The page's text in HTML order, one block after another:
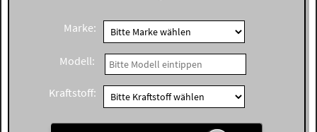
Marke:
Modell:
Kraftstoff: